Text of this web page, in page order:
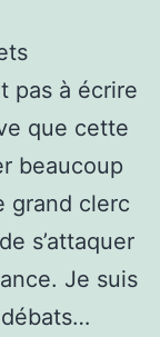
pas à écrire
que cette
beaucoup
grand clerc
s’attaquer
Je suis